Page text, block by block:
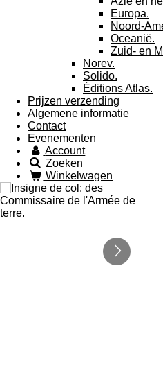
Europa.
Noord-
Oceanië.
Zuid- en
Norev.
Solido.
Éditions Atlas.
Prijzen verzending
Algemene informatie
Contact
Evenementen
Account
Zoeken
Winkelwagen